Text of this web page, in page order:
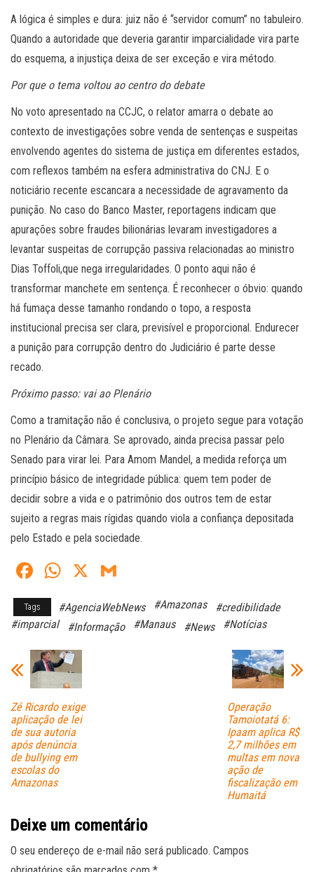
A lógica é simples e dura: juiz não é “servidor comum” no tabuleiro.
Quando a autoridade que deveria garantir imparcialidade vira parte
do esquema, a injustiça deixa de ser exceção e vira método.
Por que o tema voltou ao centro do debate
No voto apresentado na CCJC, o relator amarra o debate ao
contexto de investigações sobre venda de sentenças e suspeitas
envolvendo agentes do sistema de justiça em diferentes estados,
com reflexos também na esfera administrativa do CNJ. E o
noticiário recente escancara a necessidade de agravamento da
punição. No caso do Banco Master, reportagens indicam que
apurações sobre fraudes bilionárias levaram investigadores a
levantar suspeitas de corrupção passiva relacionadas ao ministro
Dias Toffoli,que nega irregularidades. O ponto aqui não é
transformar manchete em sentença. É reconhecer o óbvio: quando
há fumaça desse tamanho rondando o topo, a resposta
institucional precisa ser clara, previsível e proporcional. Endurecer
a punição para corrupção dentro do Judiciário é parte desse
recado.
Próximo passo: vai ao Plenário
Como a tramitação não é conclusiva, o projeto segue para votação
no Plenário da Câmara. Se aprovado, ainda precisa passar pelo
Senado para virar lei. Para Amom Mandel, a medida reforça um
princípio básico de integridade pública: quem tem poder de
decidir sobre a vida e o patrimônio dos outros tem de estar
sujeito a regras mais rígidas quando viola a confiança depositada
pelo Estado e pela sociedade.
Fa
ce
bo
W
ts
A
pp
X
ail
Tags #AgenciaWebNews #Amazonas
#credibilidade
#imparcial
#Informação #Manaus #News #Notícias
Zé Ricardo exige
aplicação de lei
de sua autoria
após denúncia
de bullying em
escolas do
Amazonas
Operação
Tamoiotatá 6:
Ipaam aplica R$
2,7 milhões em
multas em nova
ação de
fiscalização em
Humaitá
Deixe um comentário
O seu endereço de e-mail não será publicado. Campos